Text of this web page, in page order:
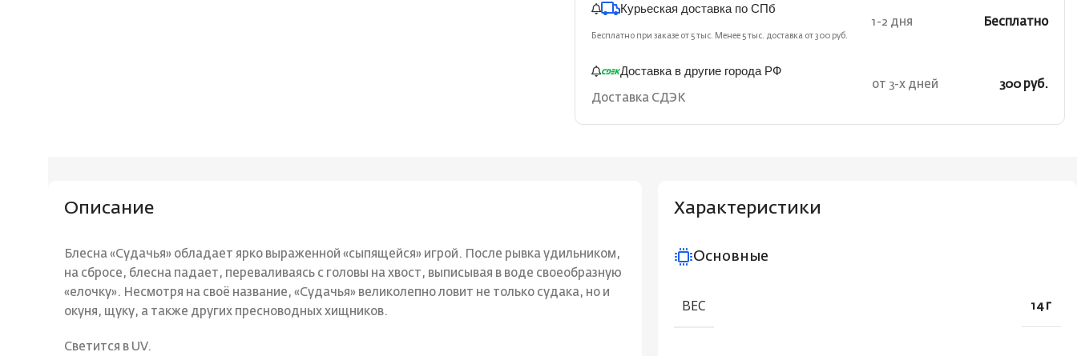
Курьеская доставка по СПб
Бесплатно при заказе от 5 тыс. Менее 5 тыс. доставка от 300 руб.
1-2 дня Бесплатно
Доставка в другие города РФ
Доставка СДЭК
от 3-х дней 300 руб.
Описание
Блесна «Судачья» обладает ярко выраженной «сыпящейся» игрой. После рывка удильником,
на сбросе, блесна падает, переваливаясь с головы на хвост, выписывая в воде своеобразную
«елочку». Несмотря на своё название, «Судачья» великолепно ловит не только судака, но и
окуня, щуку, а также других пресноводных хищников.
Светится в UV.
Характеристики
Основные
ВЕС 14 г